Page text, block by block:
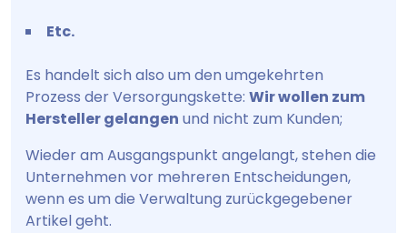
Etc.
Es handelt sich also um den umgekehrten
Prozess der Versorgungskette: Wir wollen zum
Hersteller gelangen und nicht zum Kunden;
Wieder am Ausgangspunkt angelangt, stehen die
Unternehmen vor mehreren Entscheidungen,
wenn es um die Verwaltung zurückgegebener
Artikel geht.